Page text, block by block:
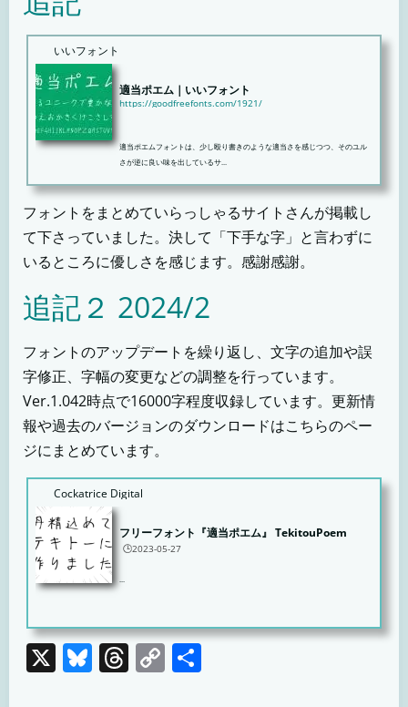
いいフォント
適当ポエム｜いいフォント
https://goodfreefonts.com/1921/
適当ポエムフォントは、少し殴り書きのような適当さを感じつつ、そのユル
さが逆に良い味を出しているサ...
フォントをまとめていらっしゃるサイトさんが掲載し
て下さっていました。決して「下手な字」と言わずに
いるところに優しさを感じます。感謝感謝。
追記２ 2024/2
フォントのアップデートを繰り返し、文字の追加や誤
字修正、字幅の変更などの調整を行っています。
Ver.1.042時点で16000字程度収録しています。更新情
報や過去のバージョンのダウンロードはこちらのペー
ジにまとめています。
Cockatrice Digital
フリーフォント『適当ポエム』 TekitouPoem
🕒️2023-05-27
X Bluesky
Threads
Copy
Link